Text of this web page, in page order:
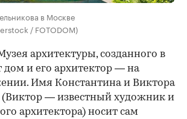
в Москве
/ FOTODOM)
архитектуры, созданного в
дом и его архитектор — на
Имя Константина и Виктора
— известный художник и
архитектора) носит сам